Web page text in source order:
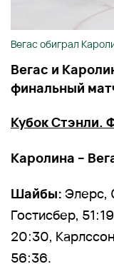
Вегас обиграл
Вегас и
финальный
Кубок Стэнли.
Каролина –
Шайбы: Элерс,
Гостисбер,
20:30,
56:36.